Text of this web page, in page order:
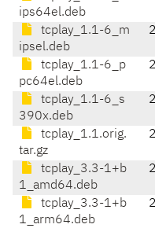
ips64el.deb
tcplay_1.1-6_m
ipsel.deb
tcplay_1.1-6_p
pc64el.deb
tcplay_1.1-6_s
390x.deb
tcplay_1.1.orig.
tar.gz
tcplay_3.3-1+b
1_amd64.deb
tcplay_3.3-1+b
1_arm64.deb